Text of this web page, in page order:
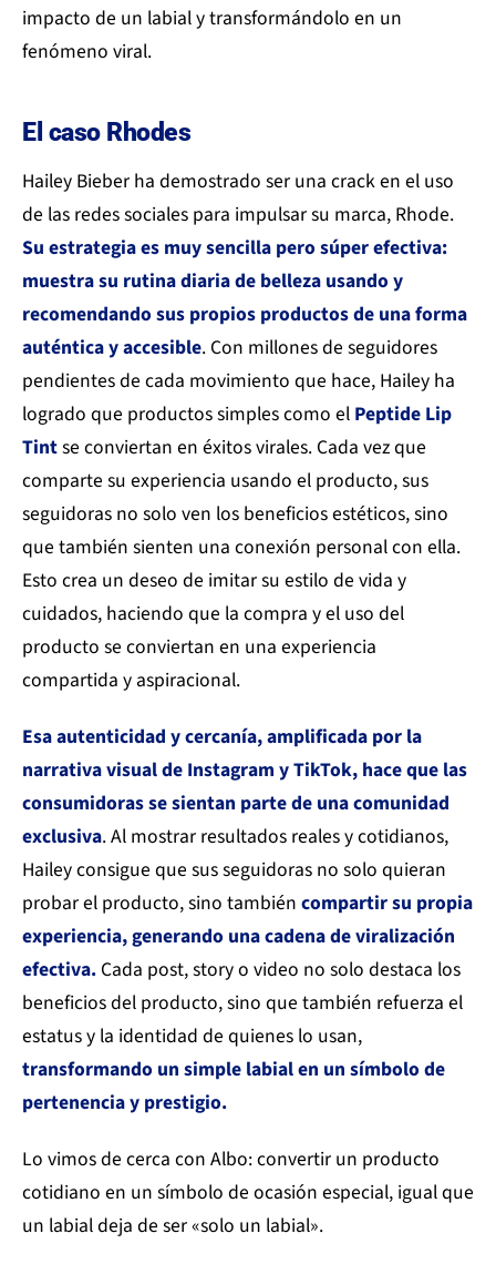
impacto de un labial y transformándolo en un
fenómeno viral.
El caso Rhodes
Hailey Bieber ha demostrado ser una crack en el uso
de las redes sociales para impulsar su marca, Rhode.
Su estrategia es muy sencilla pero súper efectiva:
muestra su rutina diaria de belleza usando y
recomendando sus propios productos de una forma
auténtica y accesible. Con millones de seguidores
pendientes de cada movimiento que hace, Hailey ha
logrado que productos simples como el Peptide Lip
Tintse conviertan en éxitos virales. Cada vez que
comparte su experiencia usando el producto, sus
seguidoras no solo ven los beneficios estéticos, sino
que también sienten una conexión personal con ella.
Esto crea un deseo de imitar su estilo de vida y
cuidados, haciendo que la compra y el uso del
producto se conviertan en una experiencia
compartida y aspiracional.
Esa autenticidad y cercanía, amplificada por la
narrativa visual de Instagram y TikTok, hace que las
consumidoras se sientan parte de una comunidad
exclusiva. Al mostrar resultados reales y cotidianos,
Hailey consigue que sus seguidoras no solo quieran
probar el producto, sino también compartir su propia
experiencia, generando una cadena de viralización
efectiva. Cada post, story o video no solo destaca los
beneficios del producto, sino que también refuerza el
estatus y la identidad de quienes lo usan,
transformando un simple labial en un símbolo de
pertenencia y prestigio.
Lo vimos de cerca con Albo: convertir un producto
cotidiano en un símbolo de ocasión especial, igual que
un labial deja de ser «solo un labial».